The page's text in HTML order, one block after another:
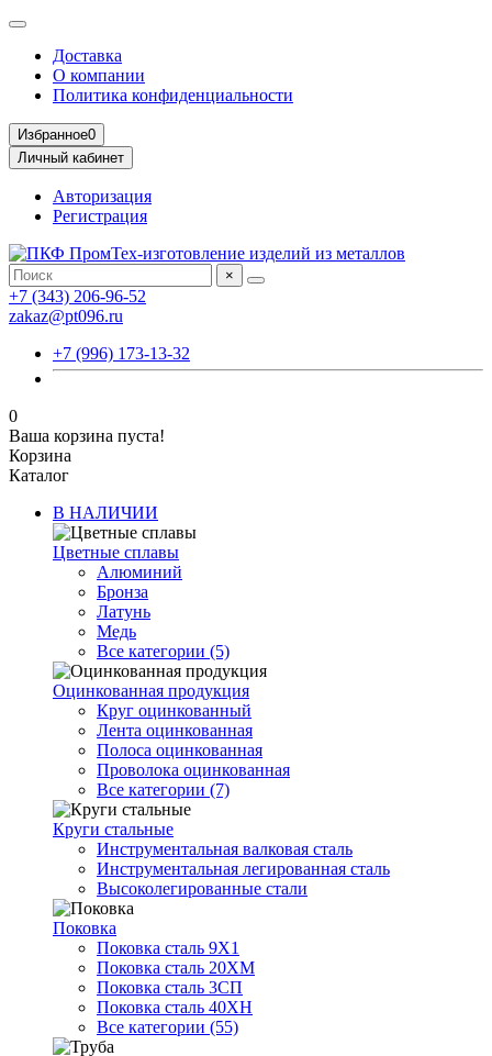
Доставка
О компании
Политика конфиденциальности
Избранное0
Личный кабинет
Авторизация
Регистрация
×
+7 (343) 206-96-52
zakaz@pt096.ru
+7 (996) 173-13-32
0
Ваша корзина пуста!
Корзина
Каталог
В НАЛИЧИИ
Цветные сплавы
Алюминий
Бронза
Латунь
Медь
Все категории (5)
Оцинкованная продукция
Круг оцинкованный
Лента оцинкованная
Полоса оцинкованная
Проволока оцинкованная
Все категории (7)
Круги стальные
Инструментальная валковая сталь
Инструментальная легированная сталь
Высоколегированные стали
Поковка
Поковка сталь 9Х1
Поковка сталь 20ХМ
Поковка сталь 3СП
Поковка сталь 40ХН
Все категории (55)